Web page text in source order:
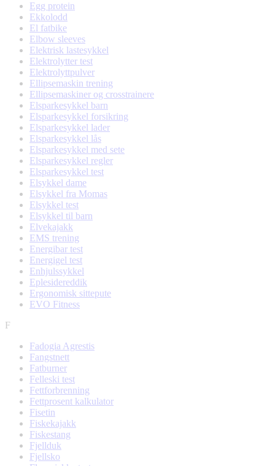
Egg protein
Ekkolodd
El fatbike
Elbow sleeves
Elektrisk lastesykkel
Elektrolytter test
Elektrolyttpulver
Ellipsemaskin trening
Ellipsemaskiner og crosstrainere
Elsparkesykkel barn
Elsparkesykkel forsikring
Elsparkesykkel lader
Elsparkesykkel lås
Elsparkesykkel med sete
Elsparkesykkel regler
Elsparkesykkel test
Elsykkel dame
Elsykkel fra Momas
Elsykkel test
Elsykkel til barn
Elvekajakk
EMS trening
Energibar test
Energigel test
Enhjulssykkel
Eplesidereddik
Ergonomisk sittepute
EVO Fitness
F
Fadogia Agrestis
Fangstnett
Fatburner
Felleski test
Fettforbrenning
Fettprosent kalkulator
Fisetin
Fiskekajakk
Fiskestang
Fjellduk
Fjellsko